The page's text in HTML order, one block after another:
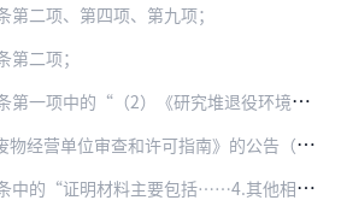
第二项、第四项、第九项；
二项；
堆退役环境影响报告批准书》”和第二项中的“（2）《研究堆最终退役环境影响报告批准书》”。
的公告（环境保护部公告2009年第65号，2016年10月22日经环境保护部公告2016年第65号修订）
“证明材料主要包括……4.其他相关证明材料”。